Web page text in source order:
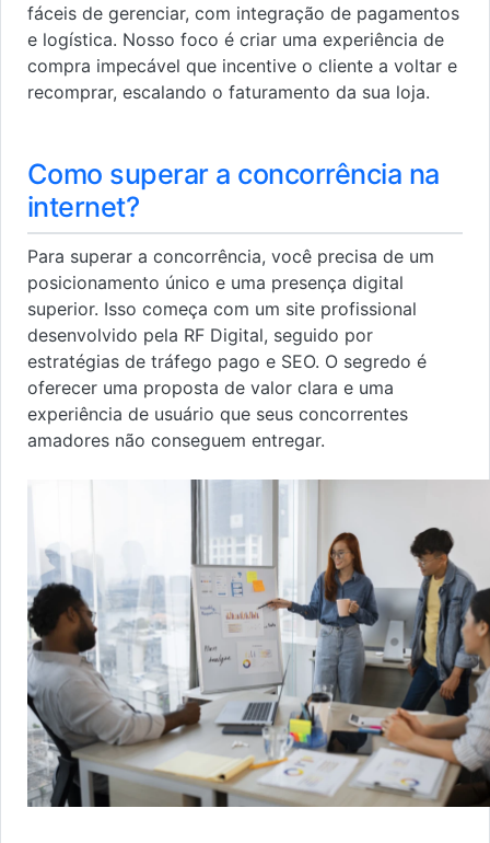
fáceis de gerenciar, com integração de pagamentos
e logística. Nosso foco é criar uma experiência de
compra impecável que incentive o cliente a voltar e
recomprar, escalando o faturamento da sua loja.
Como superar a concorrência na
internet?
Para superar a concorrência, você precisa de um
posicionamento único e uma presença digital
superior. Isso começa com um site profissional
desenvolvido pela RF Digital, seguido por
estratégias de tráfego pago e SEO. O segredo é
oferecer uma proposta de valor clara e uma
experiência de usuário que seus concorrentes
amadores não conseguem entregar.